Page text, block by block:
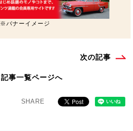
※バナーイメージ
記事一覧ページへ
次の記事
SHARE